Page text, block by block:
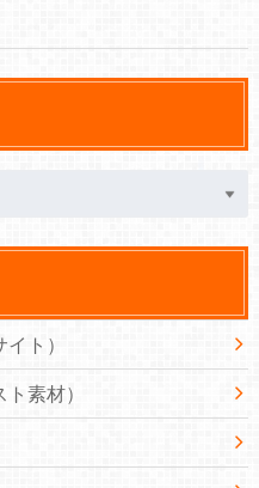
ト）
素材）